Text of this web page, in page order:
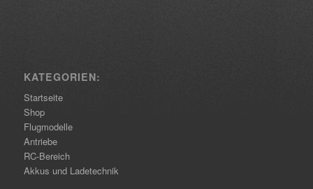
KATEGORIEN:
Startseite
Shop
Flugmodelle
Antriebe
RC-Bereich
Akkus und Ladetechnik